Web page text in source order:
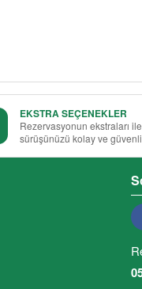
EKSTRA SEÇENEKLER
Rezervasyonun ekstraları ile
sürüşünüzü kolay ve güvenli